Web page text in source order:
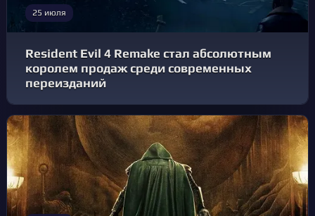
25 июля
Resident Evil 4 Remake стал абсолютным
королем продаж среди современных
переизданий